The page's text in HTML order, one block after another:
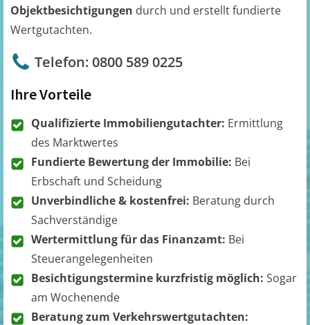
Objektbesichtigungen durch und erstellt fundierte
Wertgutachten.
Telefon: 0800 589 0225
Ihre Vorteile
Qualifizierte Immobiliengutachter: Ermittlung
des Marktwertes
Fundierte Bewertung der Immobilie: Bei
Erbschaft und Scheidung
Unverbindliche & kostenfrei: Beratung durch
Sachverständige
Wertermittlung für das Finanzamt: Bei
Steuerangelegenheiten
Besichtigungstermine kurzfristig möglich: Sogar
am Wochenende
Beratung zum Verkehrswertgutachten: